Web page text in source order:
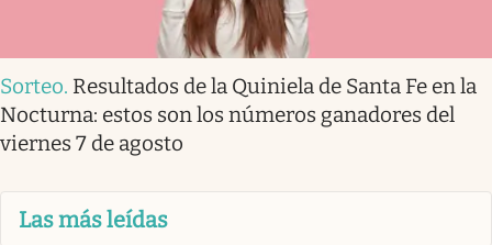
Sorteo. Resultados de la Quiniela de Santa Fe en la
Nocturna: estos son los números ganadores del
viernes 7 de agosto
Las más leídas